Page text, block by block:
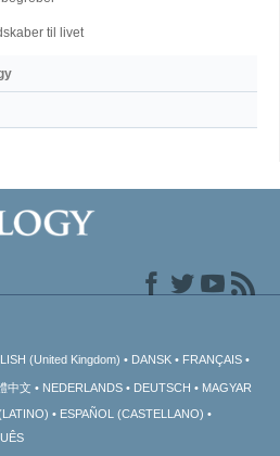
til livet
(United Kingdom) DANSK FRANÇAIS
中文 NEDERLANDS DEUTSCH
MAGYAR
ESPAÑOL (CASTELLANO)